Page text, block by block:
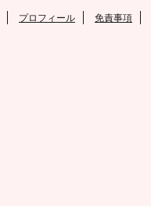
プロフィール 免責事項